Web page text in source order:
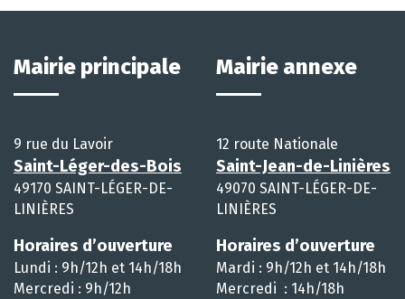
Mairie principale
9 rue du Lavoir
Saint-Léger-des-Bois
49170 SAINT-LÉGER-DE-
LINIÈRES
Horaires d’ouverture
Lundi : 9h/12h et 14h/18h
Mercredi : 9h/12h
Mairie annexe
12 route Nationale
Saint-Jean-de-Linières
49070 SAINT-LÉGER-DE-
LINIÈRES
Horaires d’ouverture
Mardi : 9h/12h et 14h/18h
Mercredi : 14h/18h